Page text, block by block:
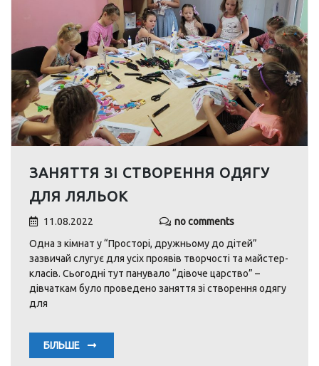
ЗАНЯТТЯ ЗІ СТВОРЕННЯ ОДЯГУ
ДЛЯ ЛЯЛЬОК
11.08.2022
no comments
Одна з кімнат у “Просторі, дружньому до дітей”
зазвичай слугує для усіх проявів творчості та майстер-
класів. Сьогодні тут панувало “дівоче царство” –
дівчаткам було проведено заняття зі створення одягу
для
БІЛЬШЕ